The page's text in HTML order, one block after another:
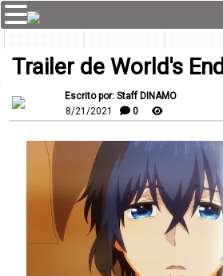
Trailer de World's
Escrito por: Staff DINAMO
8/21/2021
0